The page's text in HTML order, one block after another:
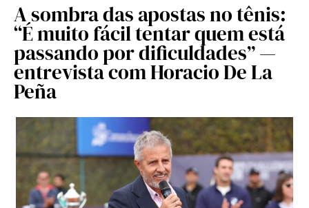
A sombra das apostas no tênis:
“É muito fácil tentar quem está
passando por dificuldades” —
entrevista com Horacio De La
Peña